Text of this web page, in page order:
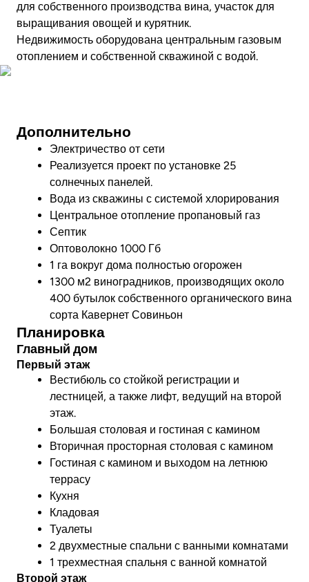
для собственного производства вина, участок для
выращивания овощей и курятник.
Недвижимость оборудована центральным газовым
отоплением и собственной скважиной с водой.
Дополнительно
Электричество от сети
Реализуется проект по установке 25
солнечных панелей.
Вода из скважины с системой хлорирования
Центральное отопление пропановый газ
Септик
Оптоволокно 1000 Гб
1 га вокруг дома полностью огорожен
1300 м2 виноградников, производящих около
400 бутылок собственного органического вина
сорта Кавернет Совиньон
Планировка
Главный дом
Первый этаж
Вестибюль со стойкой регистрации и
лестницей, а также лифт, ведущий на второй
этаж.
Большая столовая и гостиная с камином
Вторичная просторная столовая с камином
Гостиная с камином и выходом на летнюю
террасу
Кухня
Кладовая
Туалеты
2 двухместные спальни с ванными комнатами
1 трехместная спальня с ванной комнатой
Второй этаж